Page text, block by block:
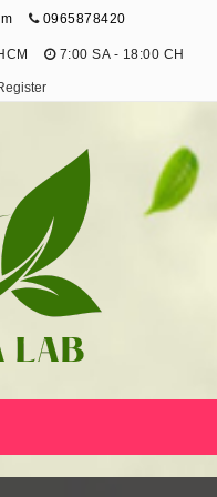
0965878420
7:00 SA - 18:00 CH